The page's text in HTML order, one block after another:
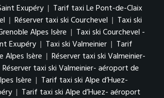
Exupéry | Tarif taxi Le Pont-de-Claix
| Réserver taxi ski Courchevel | Taxi ski
Alpes Isère | Taxi ski Courchevel -
Exupéry | Taxi ski Valmeinier | Tarif
Alpes Isère | Réserver taxi ski Valmeinier-
Réserver taxi ski Valmeinier- aéroport de
Isère | Tarif taxi ski Alpe d’Huez-
| Tarif taxi ski Alpe d’Huez- aéroport